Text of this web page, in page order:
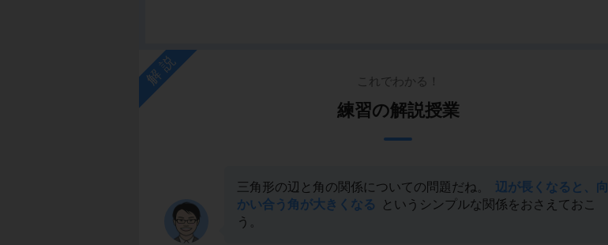
解説 これでわかる！
練習の解説授業
三角形の辺と角の関係についての問題だね。
辺が長くなると、向
かい合う角が大きくなる
というシンプルな関係をおさえておこ
う。